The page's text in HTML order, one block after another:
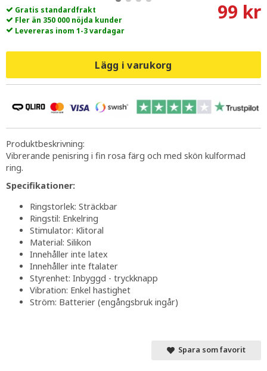
Gratis standardfrakt
Fler än 350 000 nöjda kunder
Levereras inom 1-3 vardagar
99 kr
Lägg i varukorg
Produktbeskrivning:
Vibrerande penisring i fin rosa färg och med skön kulformad
ring.
Specifikationer:
Ringstorlek: Sträckbar
Ringstil: Enkelring
Stimulator: Klitoral
Material: Silikon
Innehåller inte latex
Innehåller inte ftalater
Styrenhet: Inbyggd - tryckknapp
Vibration: Enkel hastighet
Ström: Batterier (engångsbruk ingår)
Spara som favorit